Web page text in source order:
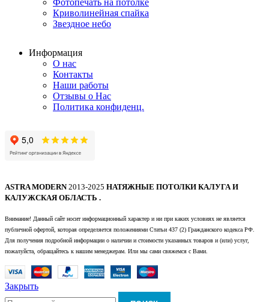
Криволинейная спайка
Звездное небо
Информация
О нас
Контакты
Наши работы
Отзывы о Нас
Политика конфиденц.
ASTRA MODERN2013-2025 НАТЯЖНЫЕ ПОТОЛКИ КАЛУГА И
КАЛУЖСКАЯ ОБЛАСТЬ .
Внимание! Данный сайт носит информационный характер и ни при каких условиях не является
публичной офертой, которая определяется положениями Статьи 437 (2) Гражданского кодекса РФ.
Для получения подробной информации о наличии и стоимости указанных товаров и (или) услуг,
пожалуйста, обращайтесь к нашим менеджерам. Или мы сами свяжемся с Вами.
Закрыть